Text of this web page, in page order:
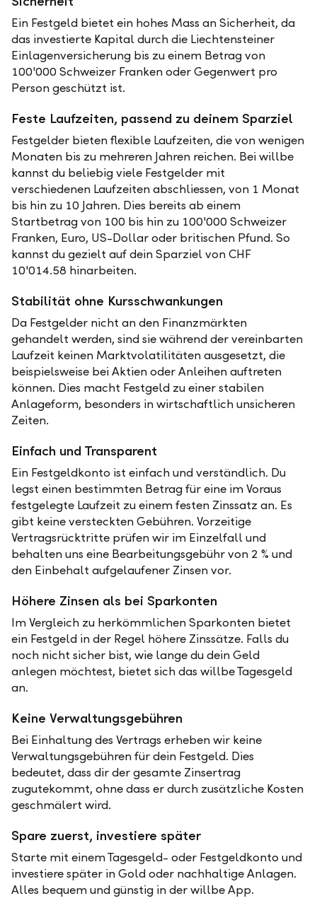
Ein Festgeld bietet ein hohes Mass an Sicherheit, da
das investierte Kapital durch die Liechtensteiner
Einlagenversicherung bis zu einem Betrag von
100'000 Schweizer Franken oder Gegenwert pro
Person geschützt ist.
Feste Laufzeiten, passend zu deinem Sparziel
Festgelder bieten flexible Laufzeiten, die von wenigen
Monaten bis zu mehreren Jahren reichen. Bei willbe
kannst du beliebig viele Festgelder mit
verschiedenen Laufzeiten abschliessen, von 1 Monat
bis hin zu 10 Jahren. Dies bereits ab einem
Startbetrag von 100 bis hin zu 100'000 Schweizer
Franken, Euro, US-Dollar oder britischen Pfund. So
kannst du gezielt auf dein Sparziel von CHF
10'014.58 hinarbeiten.
Stabilität ohne Kursschwankungen
Da Festgelder nicht an den Finanzmärkten
gehandelt werden, sind sie während der vereinbarten
Laufzeit keinen Marktvolatilitäten ausgesetzt, die
beispielsweise bei Aktien oder Anleihen auftreten
können. Dies macht Festgeld zu einer stabilen
Anlageform, besonders in wirtschaftlich unsicheren
Zeiten.
Einfach und Transparent
Ein Festgeldkonto ist einfach und verständlich. Du
legst einen bestimmten Betrag für eine im Voraus
festgelegte Laufzeit zu einem festen Zinssatz an. Es
gibt keine versteckten Gebühren. Vorzeitige
Vertragsrücktritte prüfen wir im Einzelfall und
behalten uns eine Bearbeitungsgebühr von 2 % und
den Einbehalt aufgelaufener Zinsen vor.
Höhere Zinsen als bei Sparkonten
Im Vergleich zu herkömmlichen Sparkonten bietet
ein Festgeld in der Regel höhere Zinssätze. Falls du
noch nicht sicher bist, wie lange du dein Geld
anlegen möchtest, bietet sich das willbe Tagesgeld
an.
Keine Verwaltungsgebühren
Bei Einhaltung des Vertrags erheben wir keine
Verwaltungsgebühren für dein Festgeld. Dies
bedeutet, dass dir der gesamte Zinsertrag
zugutekommt, ohne dass er durch zusätzliche Kosten
geschmälert wird.
Spare zuerst, investiere später
Starte mit einem Tagesgeld- oder Festgeldkonto und
investiere später in Gold oder nachhaltige Anlagen.
Alles bequem und günstig in der willbe App.